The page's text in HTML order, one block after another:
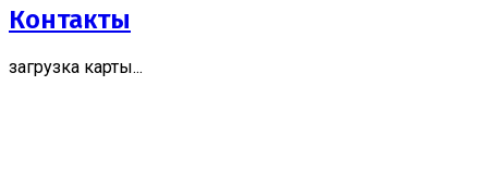
Контакты
загрузка карты...